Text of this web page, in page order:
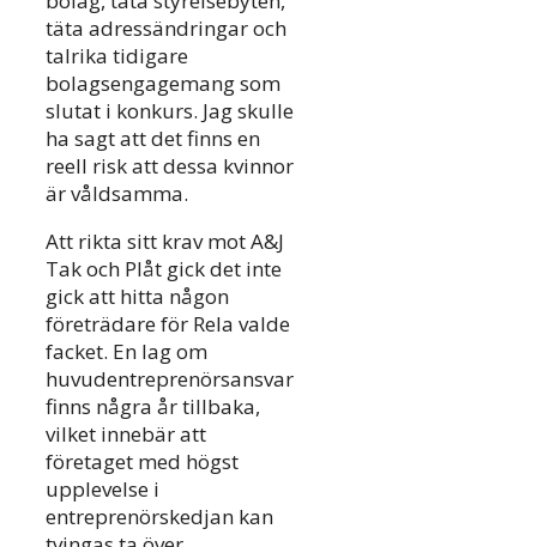
täta adressändringar och
talrika tidigare
bolagsengagemang som
slutat i konkurs. Jag skulle
ha sagt att det finns en
reell risk att dessa kvinnor
är våldsamma.
Att rikta sitt krav mot A&J
Tak och Plåt gick det inte
gick att hitta någon
företrädare för Rela valde
facket. En lag om
huvudentreprenörsansvar
finns några år tillbaka,
vilket innebär att
företaget med högst
upplevelse i
entreprenörskedjan kan